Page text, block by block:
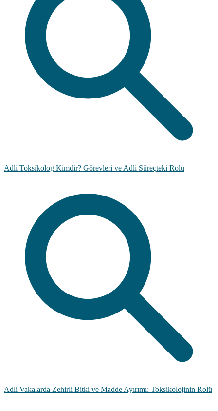
Adli Toksikolog Kimdir? Görevleri ve Adli Süreçteki Rolü
Adli Vakalarda Zehirli Bitki ve Madde Ayırımı: Toksikolojinin Rolü